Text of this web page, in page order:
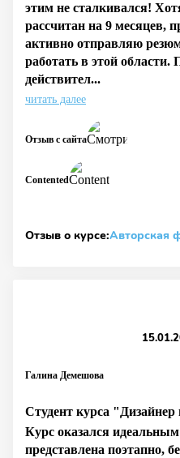
этим не сталкивался!
рассчитан на 9 месяцев,
активно отправляю
работать в этой области.
действител...
читать далее
Contented
Отзыв с сайта
Отзыв о курсе:Авторская
Галина Демешова
Студент курса "Дизайнер
Курс оказался
представлена поэтапно,